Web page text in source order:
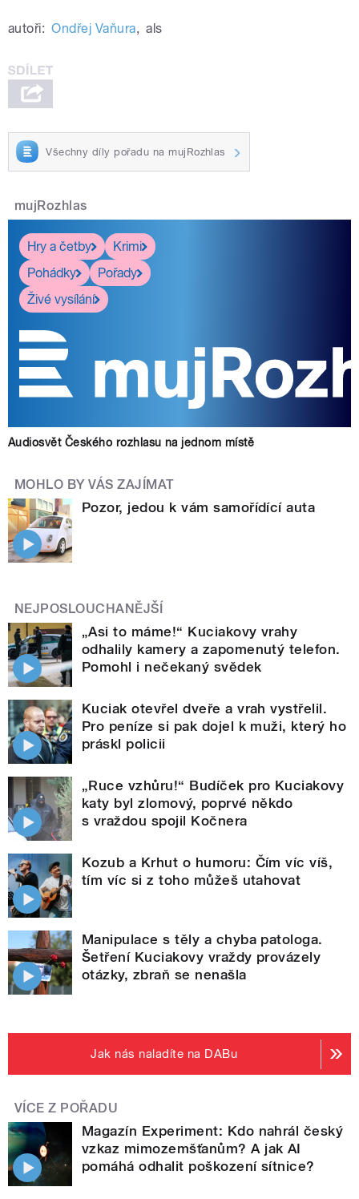
autoři: Ondřej Vaňura, als
Všechny díly pořadu na mujRozhlas
mujRozhlas
Hry a četby
Krimi
Pohádky
Pořady
Živé vysílání
Audiosvět Českého rozhlasu na jednom místě
MOHLO BY VÁS ZAJÍMAT
Pozor, jedou k vám samořídící auta
NEJPOSLOUCHANĚJŠÍ
„Asi to máme!“ Kuciakovy vrahy
odhalily kamery a zapomenutý telefon.
Pomohl i nečekaný svědek
Kuciak otevřel dveře a vrah vystřelil.
Pro peníze si pak dojel k muži, který ho
práskl policii
„Ruce vzhůru!“ Budíček pro Kuciakovy
katy byl zlomový, poprvé někdo
s vraždou spojil Kočnera
Kozub a Krhut o humoru: Čím víc víš,
tím víc si z toho můžeš utahovat
Manipulace s těly a chyba patologa.
Šetření Kuciakovy vraždy provázely
otázky, zbraň se nenašla
Jak nás naladíte na DABu
VÍCE Z POŘADU
Magazín Experiment: Kdo nahrál český
vzkaz mimozemšťanům? A jak AI
pomáhá odhalit poškození sítnice?